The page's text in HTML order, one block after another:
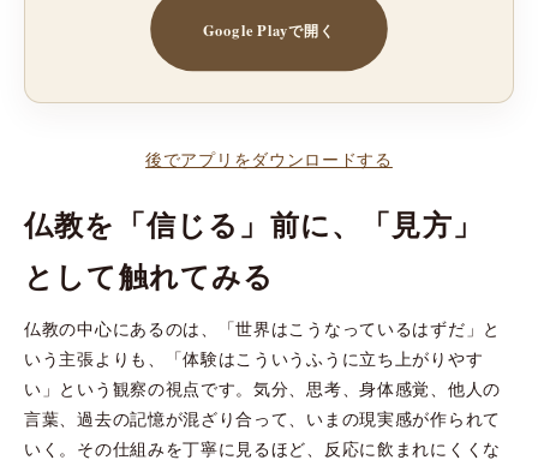
Google Playで開く
後でアプリをダウンロードする
仏教を「信じる」前に、「見方」
として触れてみる
仏教の中心にあるのは、「世界はこうなっているはずだ」と
いう主張よりも、「体験はこういうふうに立ち上がりやす
い」という観察の視点です。気分、思考、身体感覚、他人の
言葉、過去の記憶が混ざり合って、いまの現実感が作られて
いく。その仕組みを丁寧に見るほど、反応に飲まれにくくな